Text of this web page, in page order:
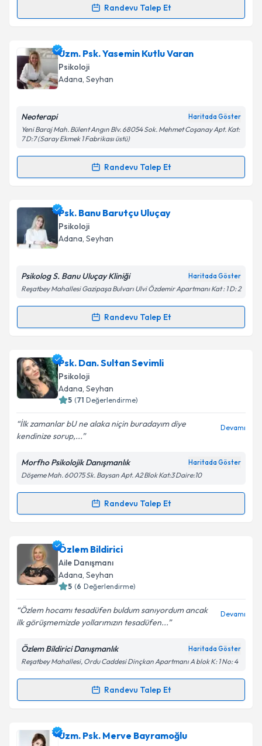
Randevu Talep Et
Randevu Takvimi Talebi
Psk. Eser Ölçer için randevu takvimi talebi oluşturun.
Size bu uzmandan randevu almanız için bir takvim
hazırlandığında e-posta ile bilgilendireceğiz.
Kişisel verilerimin işlenmesine ilişkinAydınlatma
'ni okudum ve kişisel verilerimin belirtilen
kapsamda işlenmesini kabul ediyorum.
Takvim Talebini Gönder
Uzm. Psk. Yasemin Kutlu Varan
Psikoloji
Adana, Seyhan
Neoterapi Haritada Göster
Yeni Baraj Mah. Bülent Angın Blv. 68054 Sok. Mehmet Coşanay Apt. Kat:
7 D:7 (Saray Ekmek 1 Fabrikası üstü)
Randevu Talep Et
Randevu Takvimi Talebi
Uzm. Psk. Yasemin Kutlu Varaniçin randevu takvimi
talebi oluşturun. Size bu uzmandan randevu almanız
için bir takvim hazırlandığında e-posta ile
bilgilendireceğiz.
Kişisel verilerimin işlenmesine ilişkinAydınlatma
kapsamda işlenmesini kabul ediyorum.
Takvim Talebini Gönder
Psk. Banu Barutçu Uluçay
Psikoloji
Adana, Seyhan
Psikolog S. Banu Uluçay Kliniği Haritada Göster
Reşatbey Mahallesi Gazipaşa Bulvarı Ulvi Özdemir Apartmanı Kat : 1 D: 2
Randevu Talep Et
Randevu Takvimi Talebi
Psk. Banu Barutçu Uluçayiçin randevu takvimi talebi
oluşturun. Size bu uzmandan randevu almanız için bir
takvim hazırlandığında e-posta ile bilgilendireceğiz.
Kişisel verilerimin işlenmesine ilişkin
Aydınlatma
Metni'ni okudum ve kişisel verilerimin belirtilen
kapsamda işlenmesini kabul ediyorum.
Psk. Dan. Sultan Sevimli
Psikoloji
Adana, Seyhan
5 (71 Değerlendirme)
İlk zamanlar bU ne alaka niçin buradayım diye
kendinize sorup,...
Devamı
Morfho Psikolojik Danışmanlık Haritada Göster
Döşeme Mah. 60075 Sk. Baysan Apt. A2 Blok Kat:3 Daire:10
Randevu Talep Et
Randevu Takvimi Talebi
Psk. Dan. Sultan Sevimli
oluşturun. Size bu uzmandan randevu almanız için bir
takvim hazırlandığında e-posta ile bilgilendireceğiz.
Kişisel verilerimin işlenmesine ilişkin
Aydınlatma
Metni'ni okudum ve kişisel verilerimin belirtilen
kapsamda işlenmesini kabul ediyorum.
Özlem Bildirici
Aile Danışmanı
Adana, Seyhan
5 (6 Değerlendirme)
Özlem hocamı tesadüfen buldum sanıyordum ancak
ilk görüşmemizde yollarımızın tesadüfen...
Devamı
Özlem Bildirici Danışmanlık Haritada Göster
Reşatbey Mahallesi, Ordu Caddesi Dinçkan Apartmanı A blok K: 1 No: 4
Randevu Talep Et
Randevu Takvimi Talebi
Özlem Bildirici için randevu takvimi talebi oluşturun.
Uzm. Psk. Merve Bayramoğlu